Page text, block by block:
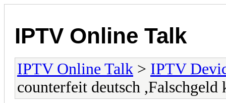
IPTV Online Talk
IPTV Online Talk > IPTV
counterfeit deutsch